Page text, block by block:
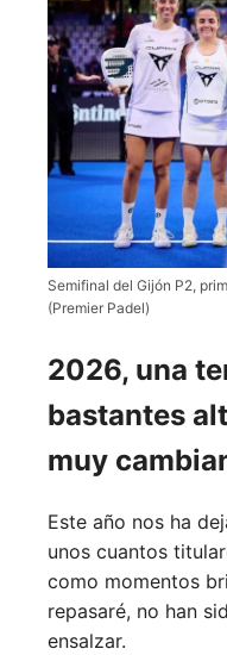
Semifinal del Gijón P2,
(Premier Padel)
2026, una
bastantes
muy
Este año nos ha
unos cuantos
como momentos
repasaré, no han
ensalzar.